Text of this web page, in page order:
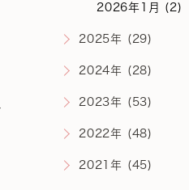
2026年1月 (2)
2025年 (29)
2024年 (28)
2023年 (53)
2022年 (48)
2021年 (45)